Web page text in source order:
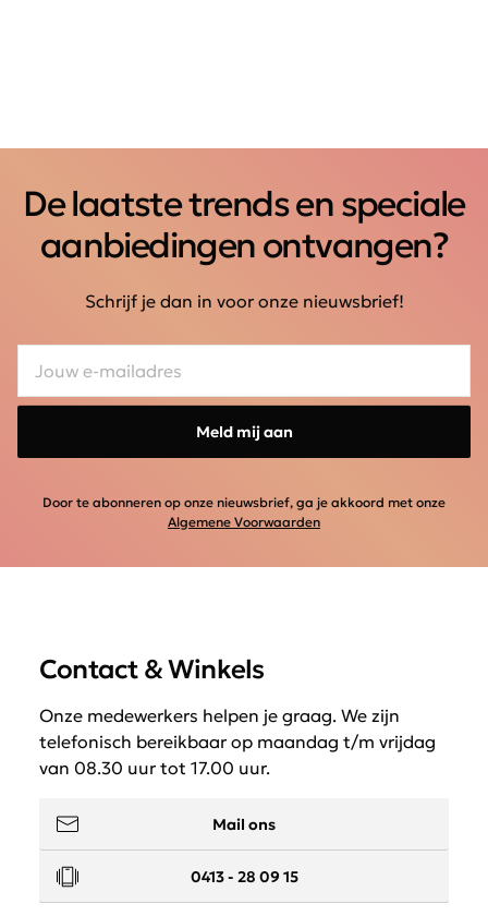
De laatste trends en speciale
aanbiedingen ontvangen?
Schrijf je dan in voor onze nieuwsbrief!
Meld mij aan
Door te abonneren op onze nieuwsbrief, ga je akkoord met onze
Algemene Voorwaarden
Contact & Winkels
Onze medewerkers helpen je graag. We zijn
telefonisch bereikbaar op maandag t/m vrijdag
van 08.30 uur tot 17.00 uur.
Mail ons
0413 - 28 09 15